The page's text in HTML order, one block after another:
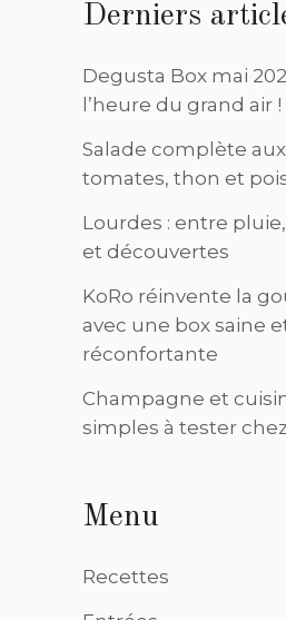
Derniers
Degusta Box mai
l’heure du grand air !
Salade complète
tomates, thon et
Lourdes : entre
et découvertes
KoRo réinvente la
avec une box saine
réconfortante
Champagne et
simples à tester
Menu
Recettes